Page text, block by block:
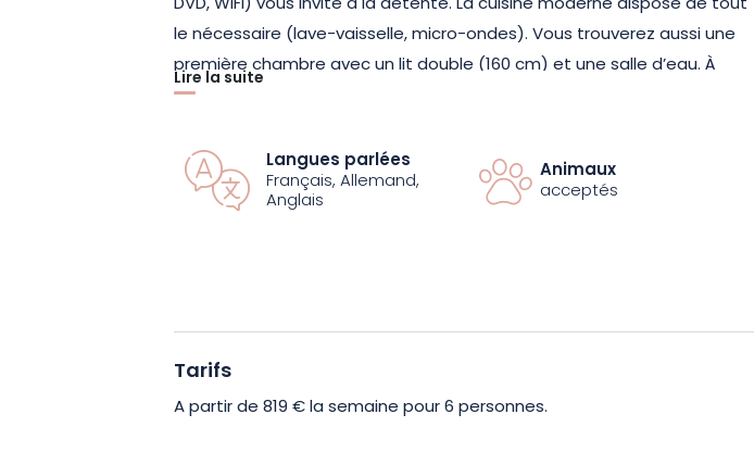
le nécessaire (lave-vaisselle, micro-ondes). Vous trouverez aussi une
première chambre avec un lit double (160 cm) et une salle d’eau. À
l’étage, deux chambres supplémentaires (2 lits simples de 100 cm et 1
confort optimal à tous les voyageurs.
À l’extérieur, profitez d’un jardin, d’une terrasse et d’une cour pour des
Les vélos mis à disposition gratuitement vous permettront d’explorer
les environs en toute liberté. Et pour une touche culturelle, une visite du
Lire la suite
Langues parlées
Français, Allemand,
Anglais
Animaux
acceptés
Tarifs
A partir de 819 € la semaine pour 6 personnes.